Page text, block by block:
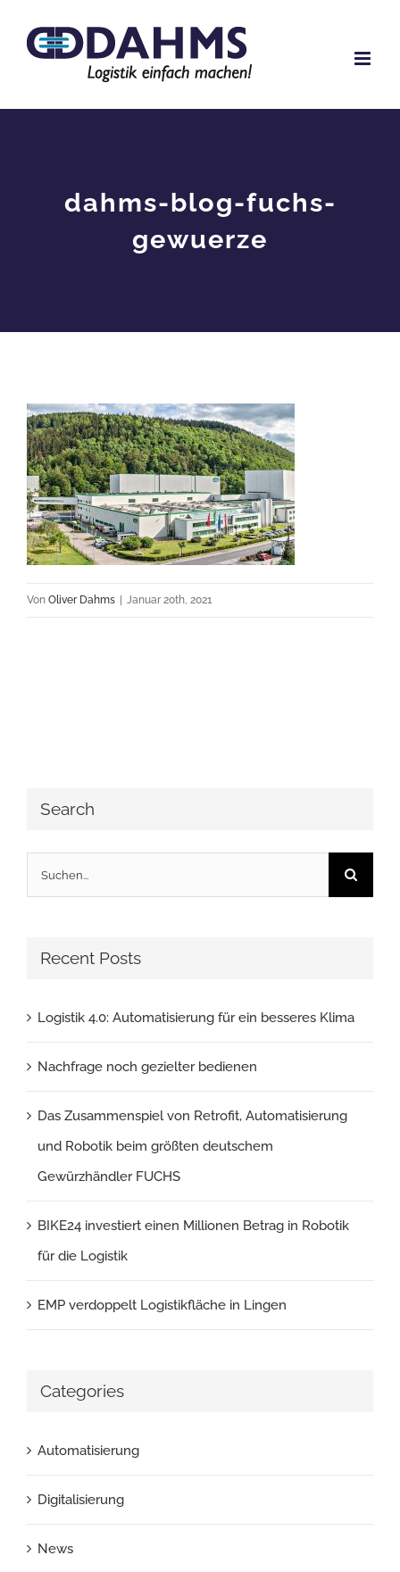
Inhalt
dahms-blog-fuchs-
gewuerze
Von Oliver Dahms Januar 20th, 2021
Search
Suche
nach:
Recent Posts
Logistik 4.0: Automatisierung für ein besseres Klima
Nachfrage noch gezielter bedienen
Das Zusammenspiel von Retrofit, Automatisierung
und Robotik beim größten deutschem
Gewürzhändler FUCHS
BIKE24 investiert einen Millionen Betrag in Robotik
für die Logistik
EMP verdoppelt Logistikfläche in Lingen
Categories
Automatisierung
Digitalisierung
News